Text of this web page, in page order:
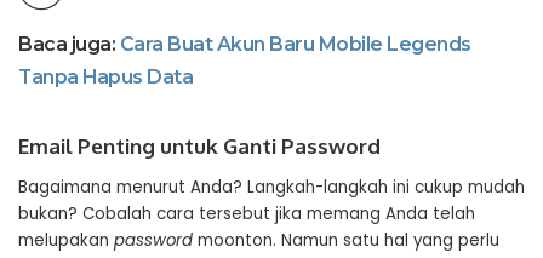
Baca juga: Cara Buat Akun Baru Mobile Legends
Tanpa Hapus Data
Email Penting untuk Ganti Password
Bagaimana menurut Anda? Langkah-langkah ini cukup mudah
bukan? Cobalah cara tersebut jika memang Anda telah
melupakan password moonton. Namun satu hal yang perlu